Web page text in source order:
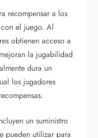
recompensar a los
el juego. Al
obtienen acceso a
la jugabilidad
dura un
los jugadores
un suministro
pueden utilizar para